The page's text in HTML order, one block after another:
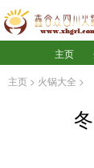
主页
主页 > 火锅大全 >